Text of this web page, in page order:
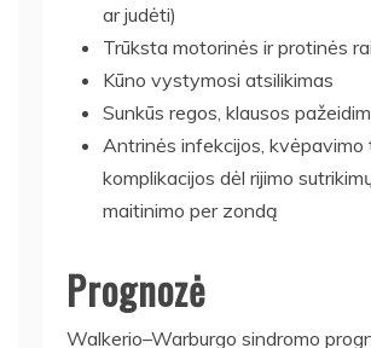
ar judėti)
Trūksta motorinės ir protinės
Kūno vystymosi atsilikimas
Sunkūs regos, klausos
Antrinės infekcijos, kvėpavimo
komplikacijos dėl rijimo
maitinimo per zondą
Prognozė
Walkerio–Warburgo sindromo